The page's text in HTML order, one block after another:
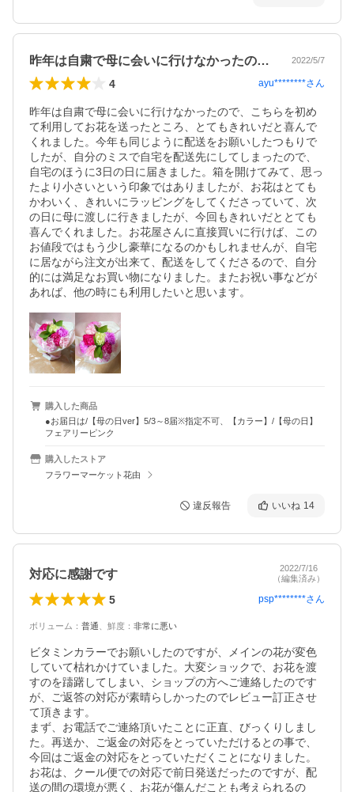
昨年は自粛で母に会いに行けなかったので… 2022/5/7
4 ayu********さん
昨年は自粛で母に会いに行けなかったので、こちらを初め
て利用してお花を送ったところ、とてもきれいだと喜んで
くれました。今年も同じように配送をお願いしたつもりで
したが、自分のミスで自宅を配送先にしてしまったので、
自宅のほうに3日の日に届きました。箱を開けてみて、思っ
たより小さいという印象ではありましたが、お花はとても
かわいく、きれいにラッピングをしてくださっていて、次
の日に母に渡しに行きましたが、今回もきれいだととても
喜んでくれました。お花屋さんに直接買いに行けば、この
お値段ではもう少し豪華になるのかもしれませんが、自宅
に居ながら注文が出来て、配送をしてくださるので、自分
的には満足なお買い物になりました。またお祝い事などが
あれば、他の時にも利用したいと思います。
購入した商品
●お届日は/【母の日ver】5/3～8届※指定不可、【カラー】/【母の日】
フェアリーピンク
購入したストア
フラワーマーケット花由
違反報告 いいね 14
対応に感謝です
2022/7/16
（編集済み）
5 psp********さん
ボリューム ： 普通 鮮度 ： 非常に悪い
ビタミンカラーでお願いしたのですが、メインの花が変色
していて枯れかけていました。大変ショックで、お花を渡
すのを躊躇してしまい、ショップの方へご連絡したのです
が、ご返答の対応が素晴らしかったのでレビュー訂正させ
て頂きます。
まず、お電話でご連絡頂いたことに正直、びっくりしまし
た。再送か、ご返金の対応をとっていただけるとの事で、
今回はご返金の対応をとっていただくことになりました。
お花は、クール便での対応で前日発送だったのですが、配
送の間の環境が悪く、お花が傷んだことも考えられるの